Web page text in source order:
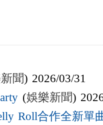
聞) 2026/03/31
(娛樂新聞)
Roll合作全新單